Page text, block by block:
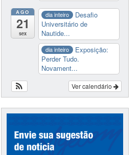
AGO
21
sex
dia inteiro
Desafio
Universitário de
Nautide...
dia inteiro
Exposição:
Perder Tudo.
Novament...
Ver calendário